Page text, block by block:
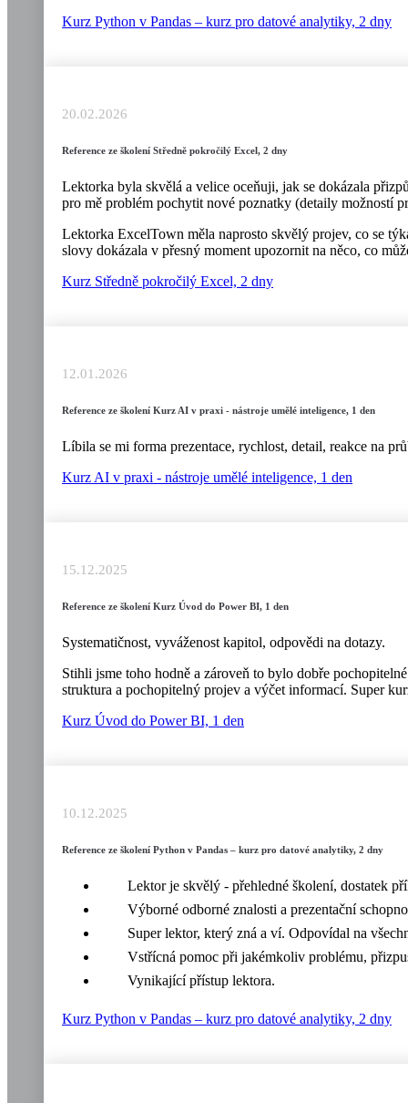
Kurz Python v Pandas – kurz pro datové analytiky, 2 dny
20.02.2026
Reference ze školení Středně pokročilý Excel, 2 dny
Lektorka byla skvělá a velice oceňuji, jak se dokázala
pro mě problém pochytit nové poznatky (detaily možností
Lektorka ExcelTown měla naprosto skvělý projev, co se
slovy dokázala v přesný moment upozornit na něco, co
Kurz Středně pokročilý Excel, 2 dny
12.01.2026
Reference ze školení Kurz AI v praxi - nástroje umělé inteligence, 1 den
Líbila se mi forma prezentace, rychlost, detail, reakce na
Kurz AI v praxi - nástroje umělé inteligence, 1 den
15.12.2025
Reference ze školení Kurz Úvod do Power BI, 1 den
Systematičnost, vyváženost kapitol, odpovědi na dotazy.
Stihli jsme toho hodně a zároveň to bylo dobře
struktura a pochopitelný projev a výčet informací. Super
Kurz Úvod do Power BI, 1 den
10.12.2025
Reference ze školení Python v Pandas – kurz pro datové analytiky, 2 dny
Lektor je skvělý - přehledné školení, dostatek
Výborné odborné znalosti a prezentační
Super lektor, který zná a ví. Odpovídal na
Vstřícná pomoc při jakémkoliv problému,
Vynikající přístup lektora.
Kurz Python v Pandas – kurz pro datové analytiky, 2 dny